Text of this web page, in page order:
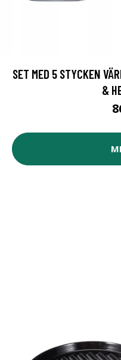
SET MED 5 STYCKEN
&